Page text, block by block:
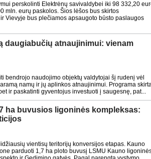
perskolinti Elektrėnų savivaldybei iki 98 332,20
mln. eurų paskolos. Šios lėšos bus skirtos
Vievyje bus plečiamos apsaugoto būsto paslaugos
daugiabučių atnaujinimui: vienam
bendrojo naudojimo objektų valdytojai šį rudenį vėl
namų ir jų aplinkos atnaujinimui. Programa
ir paskatinti gyventojus investuoti į saugesnę, pat...
ha buvusios ligoninės kompleksas:
vientisų teritorijų konversijos etapas. Kauno
parduoti 1,7 ha ploto buvusį LSMU Kauno